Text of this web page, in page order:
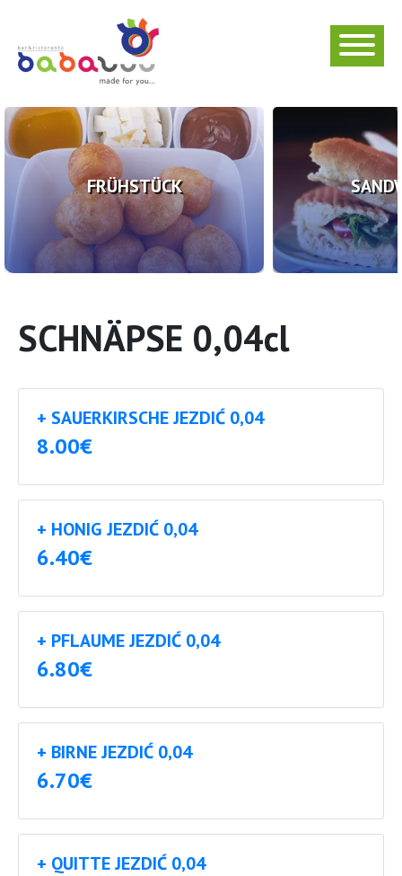
FRÜHSTÜCK
SCHNÄPSE 0,04cl
+ SAUERKIRSCHE JEZDIĆ 0,04
8.00€
+ HONIG JEZDIĆ 0,04
6.40€
+ PFLAUME JEZDIĆ 0,04
6.80€
+ BIRNE JEZDIĆ 0,04
6.70€
+ QUITTE JEZDIĆ 0,04